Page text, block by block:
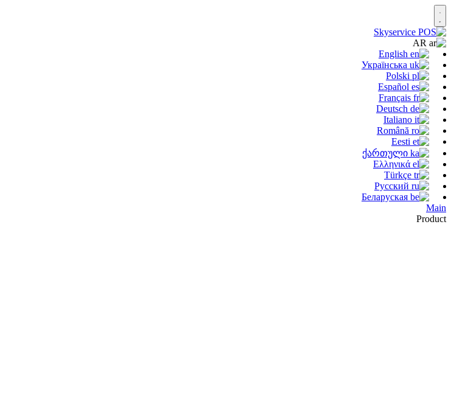
English
Українська
Polski
Español
Français
Deutsch
Italiano
Română
Eesti
ქართული
Ελληνικά
Türkçe
Русский
Беларуская
Main
Product